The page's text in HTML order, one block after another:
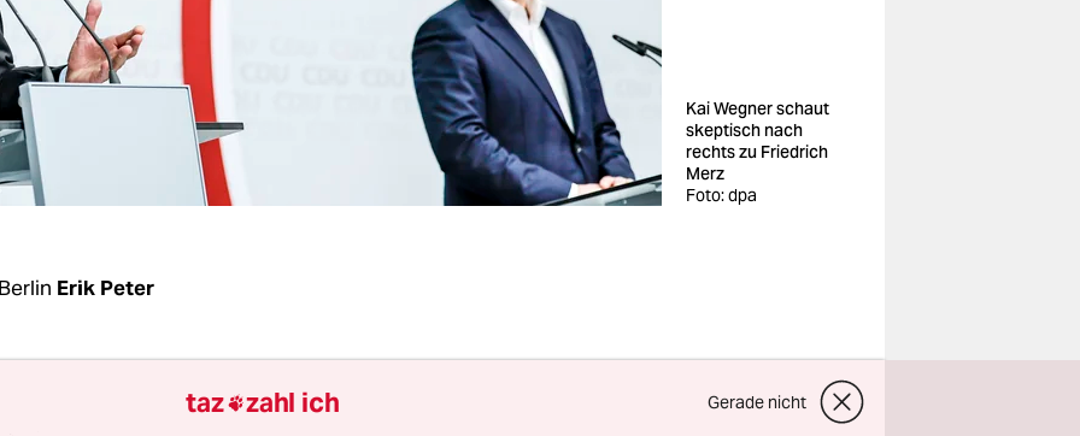
Kai Wegner schaut
skeptisch nach
rechts zu Friedrich
Merz
Foto: dpa
Erik Peter
fast in Vergessenheit geraten, die Frage, ob
Stimmen der AfD zum Regierenden Bürgermeister von
taz zahl ich Gerade nicht